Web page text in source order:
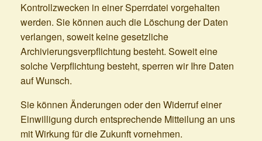
Kontrollzwecken in einer Sperrdatei vorgehalten
werden. Sie können auch die Löschung der Daten
verlangen, soweit keine gesetzliche
Archivierungsverpflichtung besteht. Soweit eine
solche Verpflichtung besteht, sperren wir Ihre Daten
auf Wunsch.
Sie können Änderungen oder den Widerruf einer
Einwilligung durch entsprechende Mitteilung an uns
mit Wirkung für die Zukunft vornehmen.